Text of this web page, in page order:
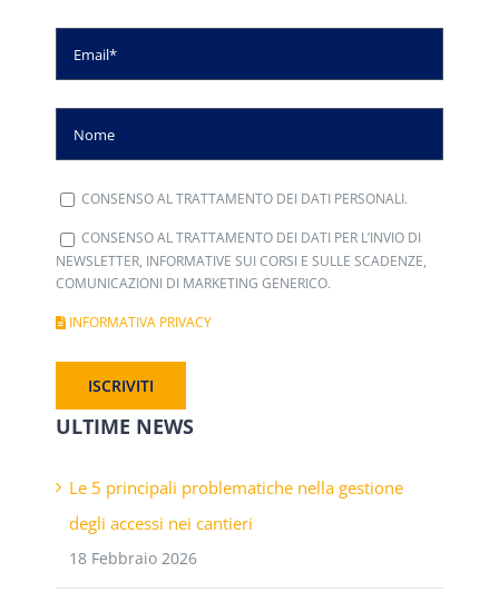
CONSENSO AL TRATTAMENTO DEI DATI PERSONALI.
CONSENSO AL TRATTAMENTO DEI DATI PER L’INVIO DI
NEWSLETTER, INFORMATIVE SUI CORSI E SULLE SCADENZE,
COMUNICAZIONI DI MARKETING GENERICO.
INFORMATIVA PRIVACY
ULTIME NEWS
Le 5 principali problematiche nella gestione
degli accessi nei cantieri
18 Febbraio 2026